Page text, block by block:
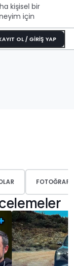
kişisel bir
için
OL / GİRİŞ YAP